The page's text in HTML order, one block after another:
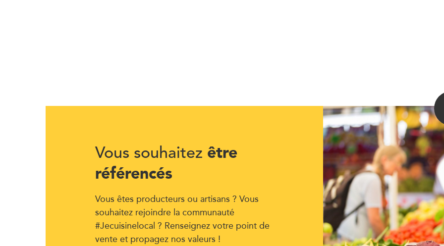
Vous souhaitez être
référencés
Vous êtes producteurs ou artisans ? Vous
souhaitez rejoindre la communauté
#Jecuisinelocal ? Renseignez votre point de
vente et propagez nos valeurs !